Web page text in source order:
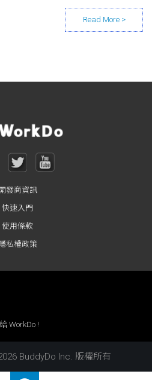
開發商資訊
快速入門
使用條款
私權政策
WorkDo !
BuddyDo Inc. 版權所有